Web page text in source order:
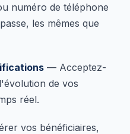
numéro de téléphone
les mêmes que
— Acceptez-
de vos
réel.
vos bénéficiaires,